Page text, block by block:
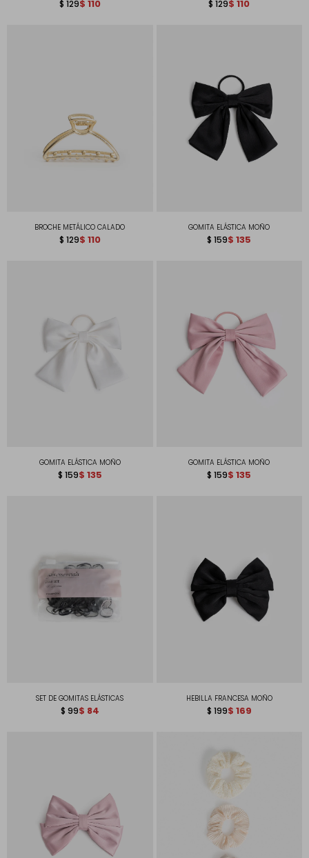
$ 129$ 110 $ 129$ 110
BROCHE METÁLICO CALADO
$ 129$ 110
GOMITA ELÁSTICA MOÑO
$ 159$ 135
GOMITA ELÁSTICA MOÑO
$ 159$ 135
GOMITA ELÁSTICA MOÑO
$ 159$ 135
SET DE GOMITAS ELÁSTICAS
$ 99$ 84
HEBILLA FRANCESA MOÑO
$ 199$ 169